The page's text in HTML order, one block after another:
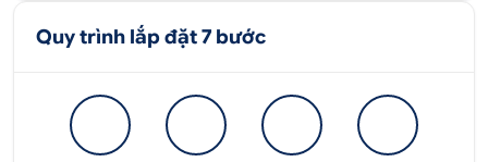
Quy trình lắp đặt 7 bước